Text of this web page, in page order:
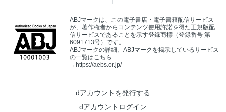
ABJマークは、この電子書店・電子書籍配信サービス
が、著作権者からコンテンツ使用許諾を得た正規版配
信サービスであることを示す登録商標（登録番号 第
6091713号）です。
ABJマークの詳細、ABJマークを掲示しているサービス
の一覧はこちら
→https://aebs.or.jp/
dアカウントを発行する
dアカウントログイン